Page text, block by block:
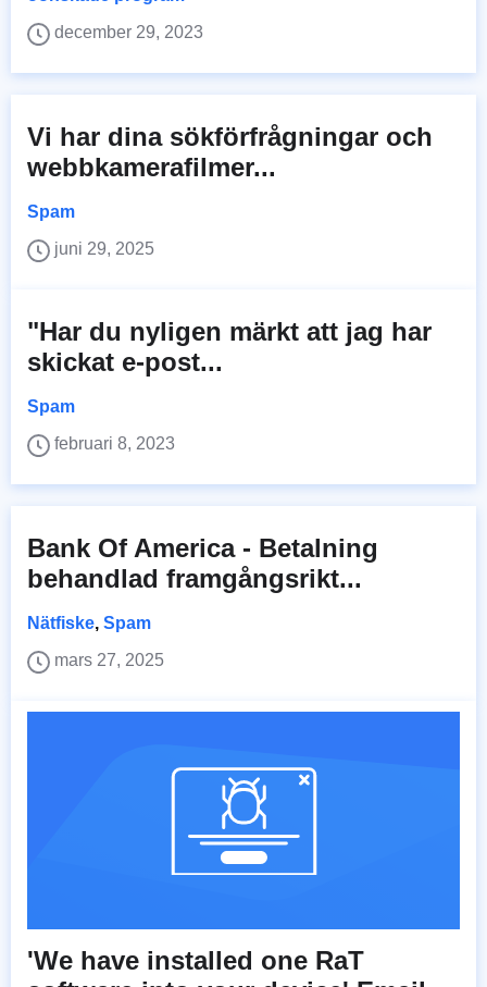
december 29, 2023
Vi har dina sökförfrågningar och
webbkamerafilmer...
Spam
juni 29, 2025
"Har du nyligen märkt att jag har
skickat e-post...
Spam
februari 8, 2023
Bank Of America - Betalning
behandlad framgångsrikt...
Nätfiske, Spam
mars 27, 2025
'We have installed one RaT